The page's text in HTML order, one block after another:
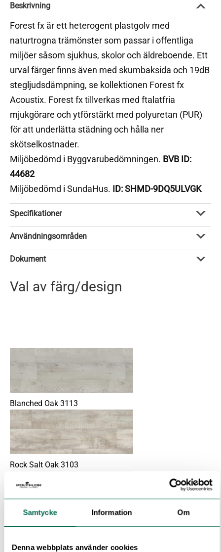
Samtycke Information Om
Denna webbplats använder cookies
Beskrivning
Forest fx är ett heterogent plastgolv med
naturtrogna trämönster som passar i offentliga
miljöer såsom sjukhus, skolor och äldreboende. Ett
urval färger finns även med skumbaksida och 19dB
stegljudsdämpning, se kollektionen Forest fx
Acoustix. Forest fx tillverkas med ftalatfria
mjukgörare och ytförstärkt med polyuretan (PUR)
för att underlätta städning och hålla ner
skötselkostnader.
Miljöbedömd i Byggvarubedömningen. BVB ID:
44682
Miljöbedömd i SundaHus. ID: SHMD-9DQ5ULVGK
Specifikationer
Användningsområden
Dokument
Val av färg/design
Blanched Oak 3113
Rock Salt Oak 3103
Grey Sawmill Oak 3101